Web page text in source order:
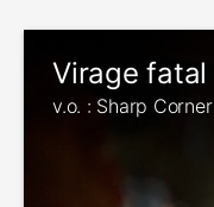
Virage fatal
v.o. : Sharp Corner